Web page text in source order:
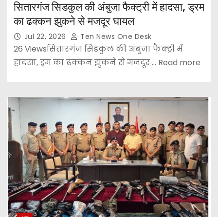
सितारगंज सिडकुल की अंबुजा फैक्ट्री में हादसा, ड्रम
का ढक्कन झुकने से मजदूर घायल
Jul 22, 2026 Ten News One Desk
26 Viewsसितारगंज सिडकुल की अंबुजा फैक्ट्री में
हादसा, ड्रम का ढक्कन झुकने से मजदूर ... Read more